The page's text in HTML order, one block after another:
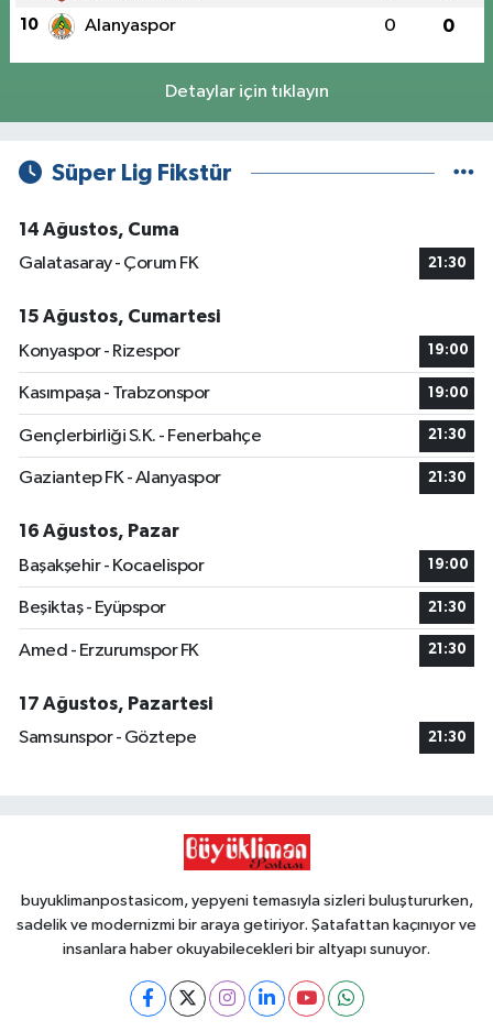
10 Alanyaspor 0 0
Detaylar için tıklayın
Süper Lig Fikstür
14 Ağustos, Cuma
Galatasaray - Çorum FK
21:30
15 Ağustos, Cumartesi
Konyaspor - Rizespor
19:00
Kasımpaşa - Trabzonspor 19:00
Gençlerbirliği S.K. - Fenerbahçe 21:30
Gaziantep FK - Alanyaspor 21:30
16 Ağustos, Pazar
Başakşehir - Kocaelispor
19:00
Beşiktaş - Eyüpspor 21:30
Amed - Erzurumspor FK 21:30
17 Ağustos, Pazartesi
Samsunspor - Göztepe
21:30
buyuklimanpostasicom, yepyeni temasıyla sizleri buluştururken,
sadelik ve modernizmi bir araya getiriyor. Şatafattan kaçınıyor ve
insanlara haber okuyabilecekleri bir altyapı sunuyor.